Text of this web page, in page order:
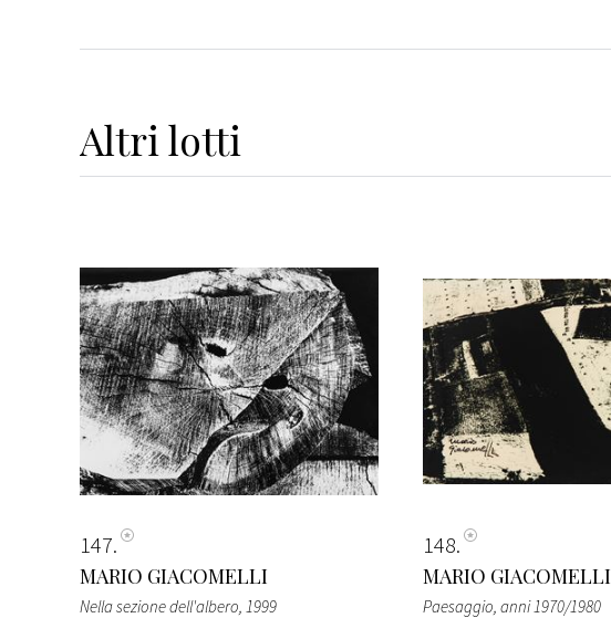
Altri lotti
147
MARIO GIACOMELLI
Nella sezione dell'albero, 1999
148
MARIO GIACOMELLI
Paesaggio, anni 1970/1980